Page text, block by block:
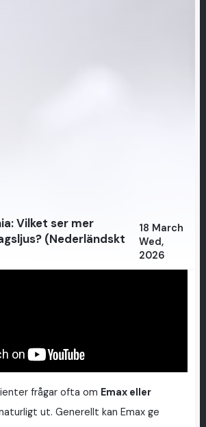
Vilket ser mer
(Nederländskt
18 March
Wed,
2026
frågar ofta om Emax eller
ut. Generellt kan Emax ge